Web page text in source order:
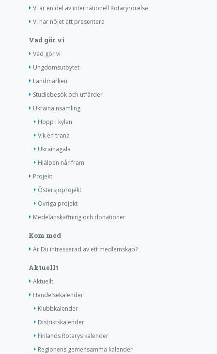
Vi är en del av internationell Rotaryrörelse
Vi har nöjet att presentera
Vad gör vi
Vad gör vi
Ungdomsutbytet
Landmärken
Studiebesök och utfärder
Ukrainainsamling
Hopp i kylan
Vik en trana
Ukrainagala
Hjälpen når fram
Projekt
Östersjöprojekt
Övriga projekt
Medelanskaffning och donationer
Kom med
Är Du intresserad av ett medlemskap?
Aktuellt
Aktuellt
Händelsekalender
Klubbkalender
Distriktskalender
Finlands Rotarys kalender
Regionens gemensamma kalender